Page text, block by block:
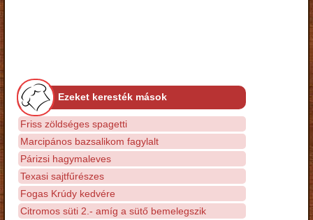
Ezeket keresték mások
Friss zöldséges spagetti
Marcipános bazsalikom fagylalt
Párizsi hagymaleves
Texasi sajtfűrészes
Fogas Krúdy kedvére
Citromos süti 2.- amíg a sütő bemelegszik